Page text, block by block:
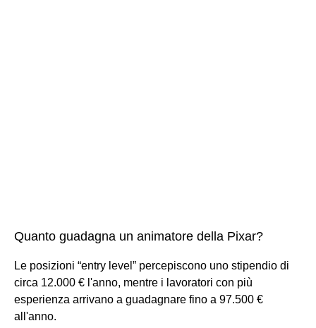
Quanto guadagna un animatore della Pixar?
Le posizioni “entry level” percepiscono uno stipendio di
circa 12.000 € l'anno, mentre i lavoratori con più
esperienza arrivano a guadagnare fino a 97.500 €
all'anno.